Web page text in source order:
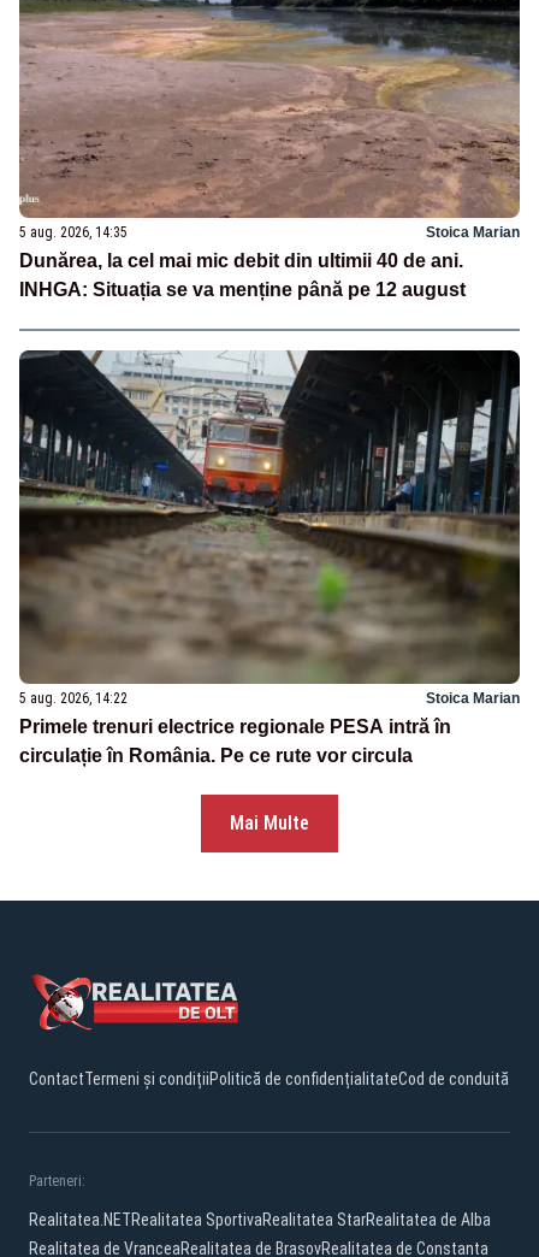
5 aug. 2026, 14:35 Stoica Marian
Dunărea, la cel mai mic debit din ultimii 40 de ani.
INHGA: Situația se va menține până pe 12 august
5 aug. 2026, 14:22 Stoica Marian
Primele trenuri electrice regionale PESA intră în
circulație în România. Pe ce rute vor circula
Mai Multe
ContactTermeni și condițiiPolitică de confidențialitateCod de conduită
Parteneri:
Realitatea.NETRealitatea SportivaRealitatea StarRealitatea de Alba
Realitatea de VranceaRealitatea de BrasovRealitatea de Constanta